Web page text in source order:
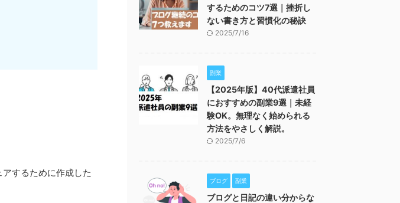
するために作成した
するためのコツ7選｜挫折し
ない書き方と習慣化の秘訣
2025/7/16
副業
【2025年版】40代派遣社員
におすすめの副業9選｜未経
験OK。無理なく始められる
方法をやさしく解説。
2025/7/6
ブログ 副業
ブログと日記の違い分からな